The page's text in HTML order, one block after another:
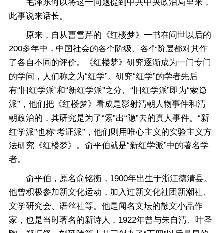
毛泽东何以将这一问题提到中共中央政治局里来，
此事说来话长。
原来，自从曹雪芹的《红楼梦》一书在问世以后的
200多年中，中国社会的各个阶级、各个阶层都对其作
了各自不同的评价。《红楼梦》研究逐渐成为一门专门
的学问，人们称之为“红学”。研究“红学”的学者先后
有“旧红学派”和“新红学派”之分。“旧红学派”即为“索隐
派”，他们把《红楼梦》看成是影射清朝人物事件和清
朝政治的，其研究是为了“索”出“隐”去的真人事件。“新
红学派”也称“考证派”，他们则用唯心主义的实验主义方
法研究《红楼梦》。俞平伯就是“新红学派”中的著名学
者。
俞平伯，原名俞铭衡，1900年出生于浙江德清县。
他曾积极参加新文化运动，加入过新文化社团新潮社、
文学研究会、语丝社等。他是闻名文坛的散文小品作
家，也是当时著名的新诗人，1922年曾与朱自清、叶圣